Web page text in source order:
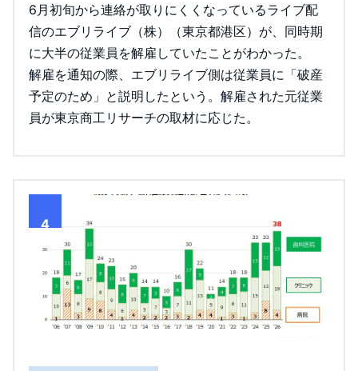
6月初旬から連絡が取りにくくなっているライブ配
信のエブリライブ（株）（東京都港区）が、同時期
に大半の従業員を解雇していたことがわかった。
解雇を通知の際、エブリライブ側は従業員に「破産
予定のため」と説明したという。解雇された元従業
員が東京商工リサーチの取材に応じた。
4